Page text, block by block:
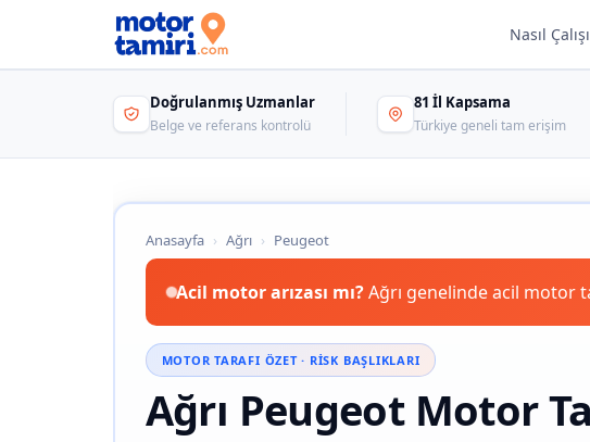
Nasıl
Doğrulanmış Uzmanlar
Belge ve referans kontrolü
81 İl Kapsama
Türkiye geneli tam erişim
Anasayfa › Ağrı › Peugeot
Acil motor arızası mı?Ağrı genelinde acil motor
MOTOR TARAFI ÖZET · RISK BAŞLIKLARI
Ağrı Peugeot Motor